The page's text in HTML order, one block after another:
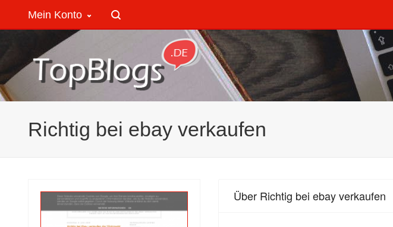
Mein Konto
Richtig bei ebay verkaufen
Über Richtig bei ebay verkaufen